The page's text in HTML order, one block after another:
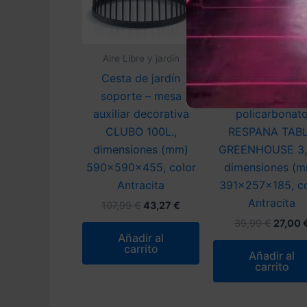
Aire Libre y jardín
Cesta de jardín
soporte – mesa
auxiliar decorativa
CLUBO 100L.,
dimensiones (mm)
590x590x455, color
Antracita
107,99€ El
era:
107,99 €.
43,27 €
Añadir al
carrito
Aire Libre y
Semillero/
policarbonato
RESPANA
GREENHOUSE
dimensiones
391x257x185,
Antracita
39,99€ El
era:
39,99 €.
27,00
Añadir al
carrito